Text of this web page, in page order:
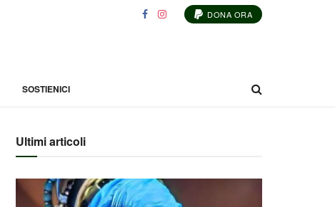
DONA ORA
SOSTIENICI
Ultimi articoli